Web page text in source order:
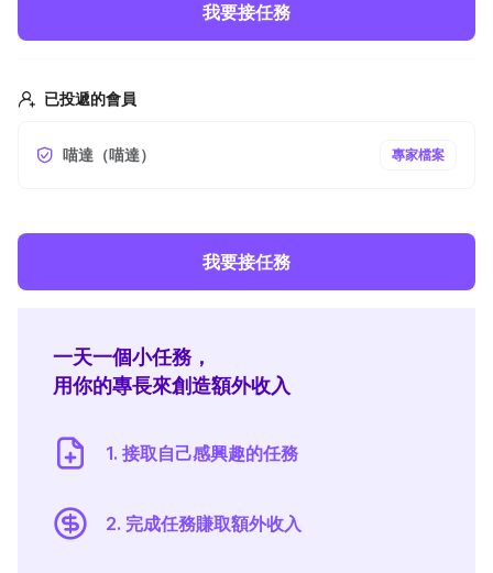
我要接任務
已投遞的會員
喵達（喵達） 專家檔案
我要接任務
一天一個小任務，
用你的專長來創造額外收入
1. 接取自己感興趣的任務
2. 完成任務賺取額外收入